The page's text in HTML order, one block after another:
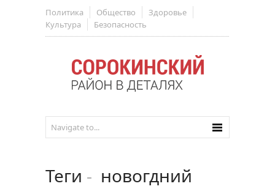
Политика Общество
Здоровье
Культура
Безопасность
Теги - новогдний